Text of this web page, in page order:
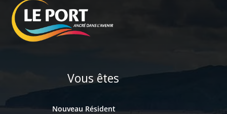
Vous êtes
Nouveau Résident